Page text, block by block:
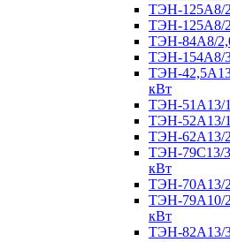
ТЭН-125А8/
ТЭН-125А8/
ТЭН-84А8/
ТЭН-154А8/
ТЭН-
кВт
ТЭН-51А13/
ТЭН-52А13/
ТЭН-62А13/
ТЭН-79С13/
кВт
ТЭН-70А13/
ТЭН-79А10/
кВт
ТЭН-82А13/